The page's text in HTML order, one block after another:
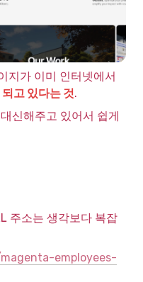
지가 이미 인터넷에서
되고 있다는 것.
신해주고 있어서 쉽게
주소는 생각보다 복잡
employees-